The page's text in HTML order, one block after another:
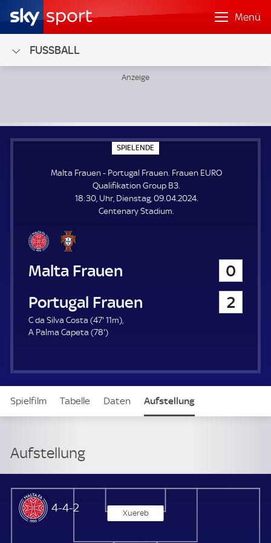
Menü
FUSSBALL
SPIELENDE
P
E
E
N
D
E
Malta Frauen - Portugal Frauen. Frauen EURO
Qualifikation Group B3.
18:30, Uhr, Dienstag, 09.04.2024.
Centenary Stadium.
Malta Frauen
0
Portugal Frauen
2
C da Silva Costa (47'4
7
t
e
11m)
A Palma Capeta (78'7
u
t
)
Spielfilm Tabelle Daten Aufstellung
Aufstellung
Malta Frauen
4-4-2 Xuereb